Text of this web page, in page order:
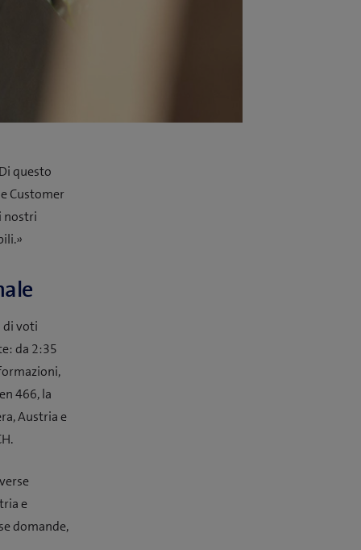
questo
Customer
nostri
di voti
da 2:35
466, la
Austria e
e
domande,